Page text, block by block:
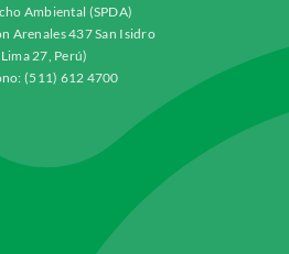
Ambiental (SPDA)
Arenales 437 San Isidro
27, Perú)
(511) 612 4700